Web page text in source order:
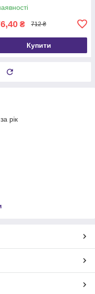
₴ 712 ₴
Купити
рік